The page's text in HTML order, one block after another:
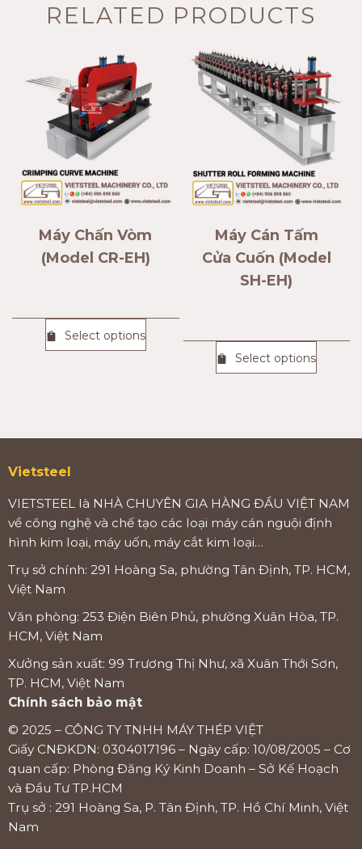
RELATED PRODUCTS
Máy Chấn Vòm
(Model CR-EH)
Select options
Máy Cán Tấm
Cửa Cuốn (Model
SH-EH)
Select options
Vietsteel
VIETSTEEL là NHÀ CHUYÊN GIA HÀNG ĐẦU VIỆT NAM
về công nghệ và chế tạo các loại máy cán nguội định
hình kim loại, máy uốn, máy cắt kim loại…
Trụ sở chính: 291 Hoàng Sa, phường Tân Định, TP. HCM,
Việt Nam
Văn phòng: 253 Điện Biên Phủ, phường Xuân Hòa, TP.
HCM, Việt Nam
Xưởng sản xuất: 99 Trương Thị Như, xã Xuân Thới Sơn,
TP. HCM, Việt Nam
Chính sách bảo mật
© 2025 – CÔNG TY TNHH MÁY THÉP VIỆT
Giấy CNĐKDN: 0304017196 – Ngày cấp: 10/08/2005 – Cơ
quan cấp: Phòng Đăng Ký Kinh Doanh – Sở Kế Hoạch
và Đầu Tư TP.HCM
Trụ sở : 291 Hoàng Sa, P. Tân Định, TP. Hồ Chí Minh, Việt
Nam